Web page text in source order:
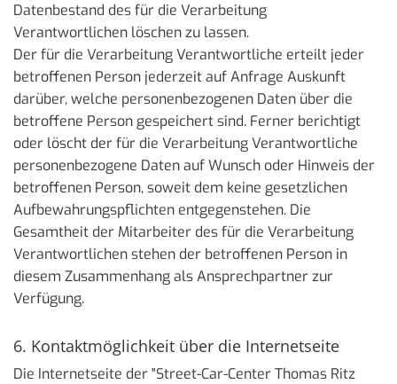
Datenbestand des für die Verarbeitung
Verantwortlichen löschen zu lassen.
Der für die Verarbeitung Verantwortliche erteilt jeder
betroffenen Person jederzeit auf Anfrage Auskunft
darüber, welche personenbezogenen Daten über die
betroffene Person gespeichert sind. Ferner berichtigt
oder löscht der für die Verarbeitung Verantwortliche
personenbezogene Daten auf Wunsch oder Hinweis der
betroffenen Person, soweit dem keine gesetzlichen
Aufbewahrungspflichten entgegenstehen. Die
Gesamtheit der Mitarbeiter des für die Verarbeitung
Verantwortlichen stehen der betroffenen Person in
diesem Zusammenhang als Ansprechpartner zur
Verfügung.
6. Kontaktmöglichkeit über die Internetseite
Die Internetseite der "Street-Car-Center Thomas Ritz